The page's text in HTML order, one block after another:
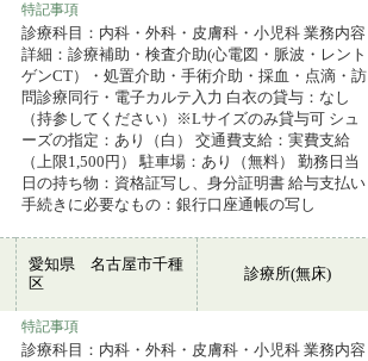
特記事項
診療科目：内科・外科・皮膚科・小児科 業務内容
詳細：診療補助・検査介助(心電図・脈波・レント
ゲンCT）・処置介助・手術介助・採血・点滴・訪
問診療同行・電子カルテ入力 白衣の貸与：なし
（持参してください）※Lサイズのみ貸与可 シュ
ーズの指定：あり（白） 交通費支給：実費支給
（上限1,500円） 駐車場：あり（無料） 勤務日当
日の持ち物：資格証写し、身分証明書 給与支払い
手続きに必要なもの：銀行口座通帳の写し
愛知県 名古屋市千種
区
診療所(無床)
特記事項
診療科目：内科・外科・皮膚科・小児科 業務内容